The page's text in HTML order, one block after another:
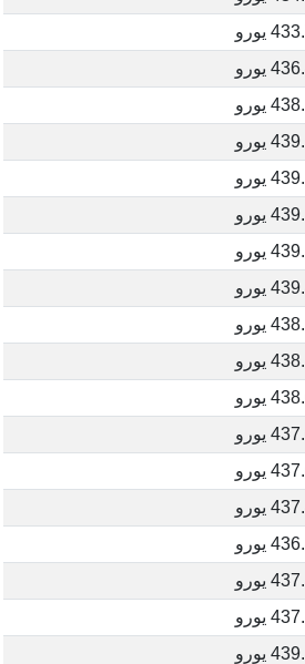
يورو
يورو
يورو
يورو
يورو
يورو
يورو
يورو
يورو
يورو
يورو
يورو
يورو
يورو
يورو
يورو
يورو
يورو